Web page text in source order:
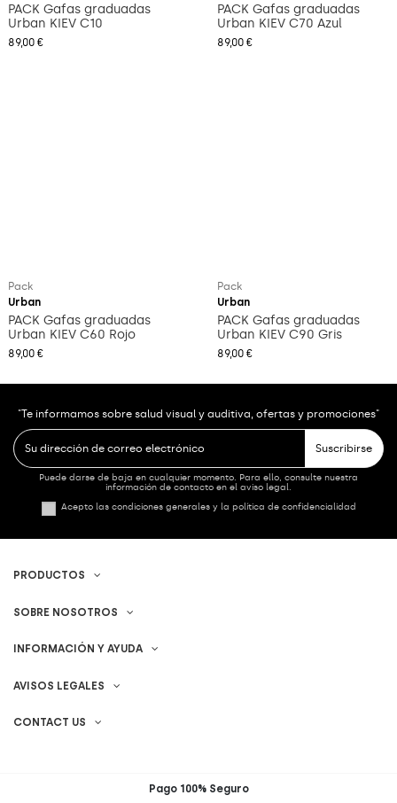
PACK Gafas graduadas
Urban KIEV C10
89,00 €
PACK Gafas graduadas
Urban KIEV C70 Azul
89,00 €
Pack
Urban
PACK Gafas graduadas
Urban KIEV C60 Rojo
89,00 €
Pack
Urban
PACK Gafas graduadas
Urban KIEV C90 Gris
89,00 €
"Te informamos sobre salud visual y auditiva, ofertas y promociones"
Suscribirse
Puede darse de baja en cualquier momento. Para ello, consulte nuestra
información de contacto en el aviso legal.
Acepto las condiciones generales y la política de confidencialidad
PRODUCTOS
SOBRE NOSOTROS
INFORMACIÓN Y AYUDA
AVISOS LEGALES
CONTACT US
Pago 100% Seguro